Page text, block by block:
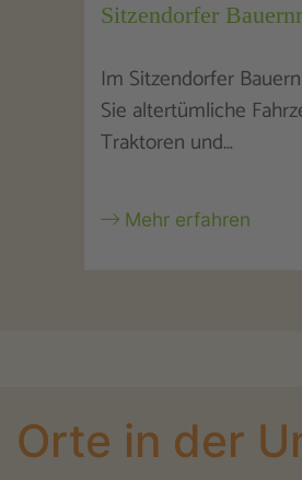
Sitzendorfer
Im Sitzendorfer
Sie altertümliche
Traktoren und…
Mehr erfahren
Orte in der